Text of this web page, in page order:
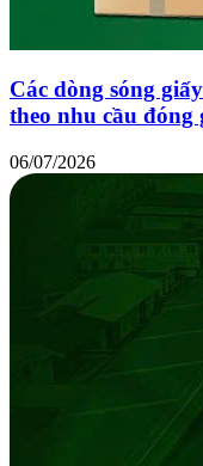
Các dòng sóng
theo nhu cầu đóng
06/07/2026